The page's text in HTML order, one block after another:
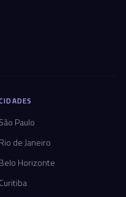
São Paulo
Rio de Janeiro
Belo Horizonte
Curitiba